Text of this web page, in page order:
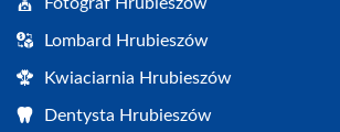
Lombard Hrubieszów
Kwiaciarnia Hrubieszów
Dentysta Hrubieszów